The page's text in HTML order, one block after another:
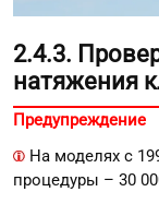
2.4.3.
натяжения
Предупреждение
На моделях с
процедуры – 30